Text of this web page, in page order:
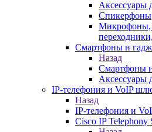
Аксессуары
Спикерфоны
Микрофоны,
Смартфоны и
Назад
Смартфоны
Аксессуары
IP-телефония и VoIP
Назад
IP-телефония и
Cisco IP Telephony